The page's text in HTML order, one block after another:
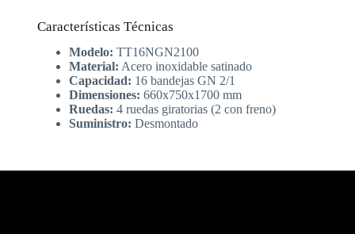
Características Técnicas
Modelo: TT16NGN2100
Material: Acero inoxidable satinado
Capacidad: 16 bandejas GN 2/1
Dimensiones: 660x750x1700 mm
Ruedas: 4 ruedas giratorias (2 con freno)
Suministro: Desmontado